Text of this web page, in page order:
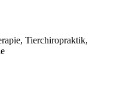
Tierchiropraktik,